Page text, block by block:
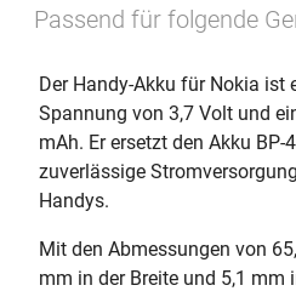
Passend für folgende
Der Handy-Akku für Nokia ist
Spannung von 3,7 Volt und
mAh. Er ersetzt den Akku BP-
zuverlässige
Handys.
Mit den Abmessungen von
mm in der Breite und 5,1 mm